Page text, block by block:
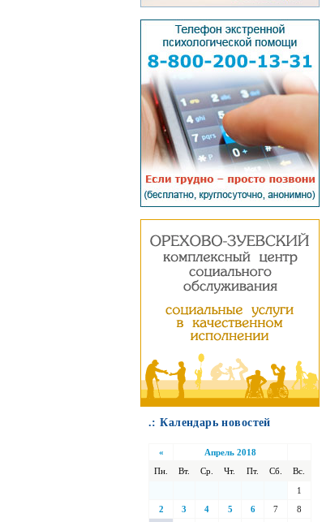
.: Календарь новостей
«
Апрель 2018
Пн.
Вт. Ср. Чт. Пт. Сб.
Вс.
1
2
3 4 5 6 7
8